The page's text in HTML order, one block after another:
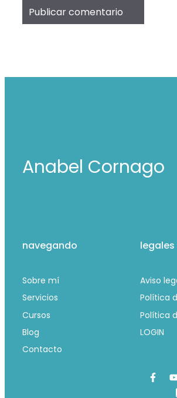
Anabel Cornago
navegando
Sobre mí
Servicios
Cursos
Blog
Contacto
legales
Aviso
Política
Política
LOGIN